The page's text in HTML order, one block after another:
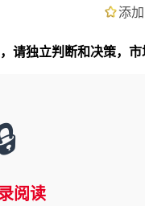
添
独立判断和决策，市
阅读